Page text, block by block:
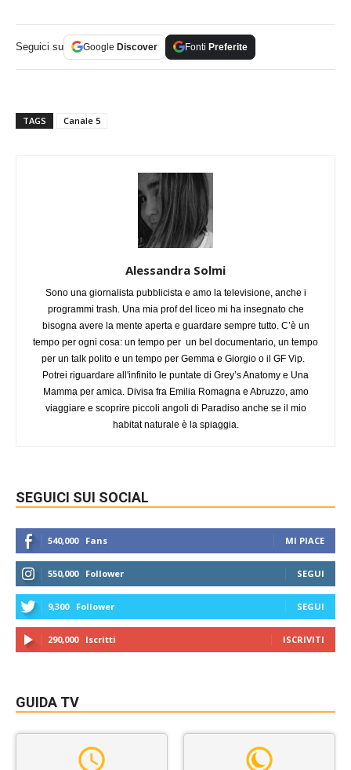
Seguici su Google Discover Fonti Preferite
TAGS Canale 5
Alessandra Solmi
Sono una giornalista pubblicista e amo la televisione, anche i
programmi trash. Una mia prof del liceo mi ha insegnato che
bisogna avere la mente aperta e guardare sempre tutto. C’è un
tempo per ogni cosa: un tempo per un bel documentario, un tempo
per un talk polito e un tempo per Gemma e Giorgio o il GF Vip.
Potrei riguardare all'infinito le puntate di Grey’s Anatomy e Una
Mamma per amica. Divisa fra Emilia Romagna e Abruzzo, amo
viaggiare e scoprire piccoli angoli di Paradiso anche se il mio
habitat naturale è la spiaggia.
SEGUICI SUI SOCIAL
540,000 Fans MI PIACE
550,000 Follower SEGUI
9,300 Follower SEGUI
290,000 Iscritti ISCRIVITI
GUIDA TV